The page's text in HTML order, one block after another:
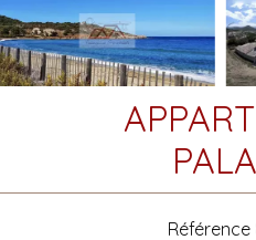
Référence